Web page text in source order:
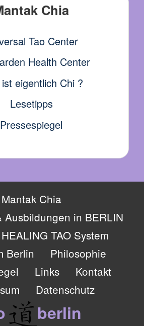
Chia
Tao Center
Health Center
eigentlich Chi ?
Lesetipps
Pressespiegel
Mantak Chia
Ausbildungen in BERLIN
TAO System
Berlin
Philosophie
Links
Kontakt
Datenschutz
berlin